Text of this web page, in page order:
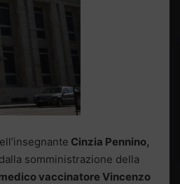
Cinzia Pennino,
somministrazione della
vaccinatore Vincenzo